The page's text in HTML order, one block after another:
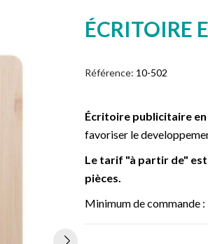
ÉCRITOIRE
Référence: 10-502
Écritoire publicitaire
favoriser le
Le tarif "à partir de"
pièces.
Minimum de commande :